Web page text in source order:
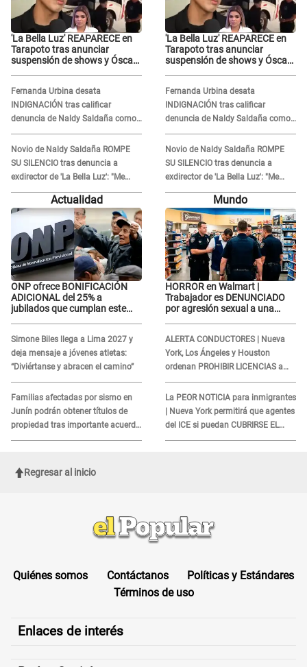
'La Bella Luz' REAPARECE en
Tarapoto tras anunciar
suspensión de shows y Óscar
Fernanda Urbina desata
INDIGNACIÓN tras calificar
denuncia de Naldy Saldaña como
'acto bochornoso': "No es justo
atacar a otra mujer"
Novio de Naldy Saldaña ROMPE
SU SILENCIO tras denuncia a
exdirector de 'La Bella Luz': "Me
basta con que ella esté bien"
'La Bella Luz' REAPARECE en
Tarapoto tras anunciar
suspensión de shows y Óscar
Fernanda Urbina desata
INDIGNACIÓN tras calificar
denuncia de Naldy Saldaña como
'acto bochornoso': "No es justo
atacar a otra mujer"
Novio de Naldy Saldaña ROMPE
SU SILENCIO tras denuncia a
exdirector de 'La Bella Luz': "Me
basta con que ella esté bien"
Actualidad
ONP ofrece BONIFICACIÓN
ADICIONAL del 25% a
jubilados que cumplan este
Simone Biles llega a Lima 2027 y
deja mensaje a jóvenes atletas:
“Diviértanse y abracen el camino”
Familias afectadas por sismo en
Junín podrán obtener títulos de
propiedad tras importante acuerdo
de Cofopri
Mundo
HORROR en Walmart |
Trabajador es DENUNCIADO
por agresión sexual a una
ALERTA CONDUCTORES | Nueva
York, Los Ángeles y Houston
ordenan PROHIBIR LICENCIAS a
quienes no presenten ESTE
DOCUMENTO
La PEOR NOTICIA para inmigrantes
| Nueva York permitirá que agentes
del ICE si puedan CUBRIRSE EL
ROSTRO
Regresar al inicio
Quiénes somos Contáctanos
Políticas y Estándares
Términos de uso
Enlaces de interés